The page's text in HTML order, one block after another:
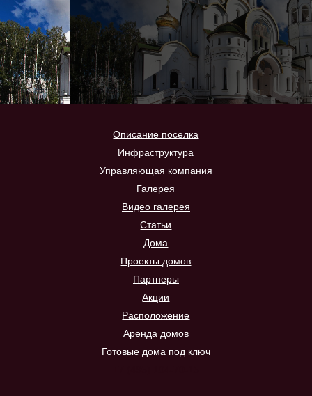
Описание поселка
Инфраструктура
Управляющая компания
Галерея
Видео галерея
Статьи
Дома
Проекты домов
Партнеры
Акции
Расположение
Аренда домов
Готовые дома под ключ